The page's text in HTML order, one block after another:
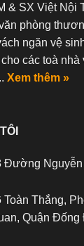
& SX Việt Nội
phòng
ngăn vệ
các toà nhà
Xem thêm »
Đường
Thắng,
Quận Đống